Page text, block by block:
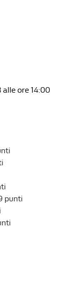
alle ore 14:00
punti